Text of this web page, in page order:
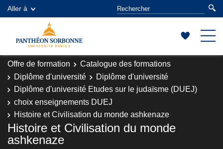
Aller à
Offre de formation
Catalogue des formations
Diplôme d'université
Diplôme d'université
Diplôme d'université Etudes sur le judaïsme (DUEJ)
choix enseignements DUEJ
Histoire et Civilisation du monde ashkenaze
Histoire et Civilisation du monde
ashkenaze